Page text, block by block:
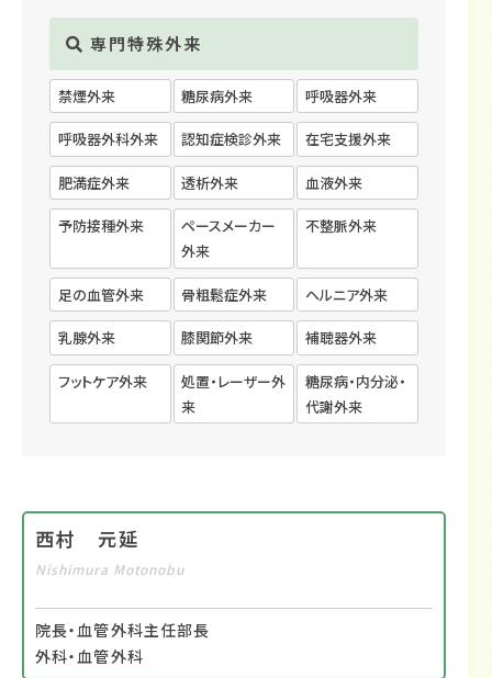
専門特殊外来
禁煙外来 糖尿病外来 呼吸器外来
呼吸器外科外来 認知症検診外来 在宅支援外来
肥満症外来 透析外来 血液外来
予防接種外来
ペースメーカー
外来
不整脈外来
足の血管外来 骨粗鬆症外来 ヘルニア外来
乳腺外来 膝関節外来 補聴器外来
フットケア外来
処置・レーザー外
来
糖尿病・内分泌・
代謝外来
西村 元延
Nishimura Motonobu
院長・血管外科主任部長
外科・血管外科